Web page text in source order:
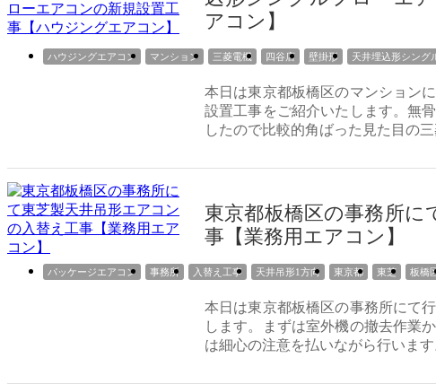
アコン】
ハウジングエアコン マンション 三菱電機 四谷店 壁掛形 天井埋込形シング
本日は東京都板橋区のマンション
設置工事をご紹介いたします。無
したので比較的角ばった見た目の
東京都板橋区の事務所に
事【業務用エアコン】
パッケージエアコン 事務所 入替え工事 天井吊形1方向 東京都 東芝 板橋
本日は東京都板橋区の事務所にて
します。まずは室外機の撤去作業
は細心の注意を払いながら行います